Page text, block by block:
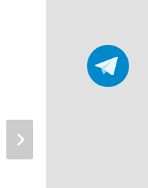
Rey
31 de